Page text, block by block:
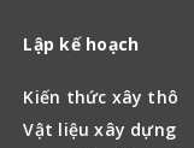
Lập kế hoạch
Kiến thức xây thô
Vật liệu xây dựng